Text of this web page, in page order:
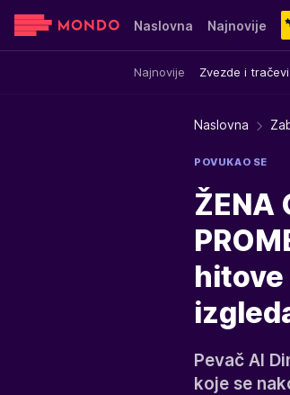
Naslovna Najnovije
Najnovije Zvezde i tračevi
Sensa Stvar ukusa
Naslovna
POVUKAO SE
ŽENA
hitove
Pevač Al
koje se